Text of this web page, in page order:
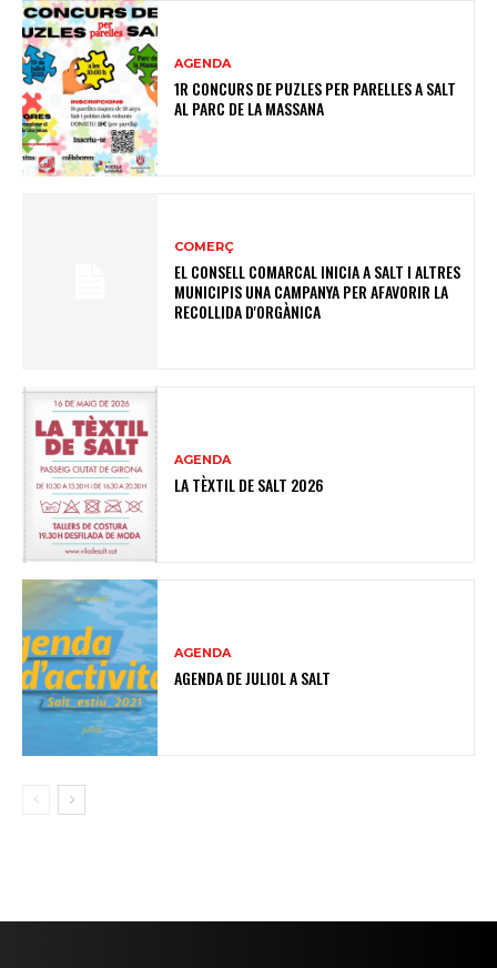
AGENDA
1R CONCURS DE PUZLES PER PARELLES A SALT
AL PARC DE LA MASSANA
COMERÇ
EL CONSELL COMARCAL INICIA A SALT I ALTRES
MUNICIPIS UNA CAMPANYA PER AFAVORIR LA
RECOLLIDA D'ORGÀNICA
AGENDA
LA TÈXTIL DE SALT 2026
AGENDA
AGENDA DE JULIOL A SALT